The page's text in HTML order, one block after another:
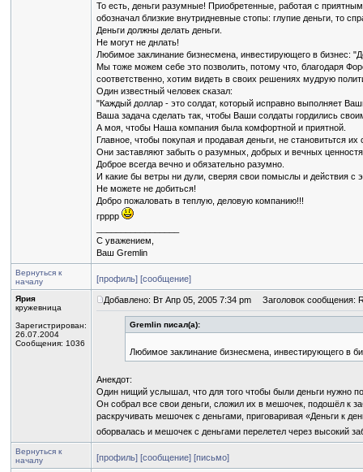
То есть, деньги разумные! Приобретенные, работая с
обозначал близкие внутридневные стопы: глупие деньги, то
Деньги должны делать деньги.
Не могут не днлать!
Любимое заклинание бизнесмена, инвестирующего в бизнес:
Мы тоже можем себе это позволить, потому что, благодаря
соответственно, хотим видеть в своих решениях мудрую
Один известный человек сказал:
"Каждый доллар - это солдат, который исправно выполняет
Ваша задача сделать так, чтобы Ваши солдаты гордились
А моя, чтобы Наша компания была комфортной и приятной.
Главное, чтобы покупая и продавая деньги, не становитьтся
Они заставляют забыть о разумных, добрых и вечных
Доброе всегда вечно и обязательно разумно.
И какие бы ветры ни дули, сверяя свои помыслы и действия с
Не можете не добиться!
Добро пожаловать в теплую, деловую компанию!!!
грррр
С уважением,
Ваш Gremlin
Вернуться к
началу
[профиль] [сообщение]
Ярия
кружевница
Зарегистрирован:
26.07.2004
Сообщения: 1036
Добавлено: Вт Апр 05, 2005 7:34 pm Заголовок сообщения:
Gremlin писал(а):
Любимое заклинание бизнесмена, инвестирующего в
Анекдот:
Один нищий услышал, что для того чтобы были деньги нужно
Он собрал все свои деньги, сложил их в мешочек, подошёл к
раскручивать мешочек с деньгами, приговаривая «Деньги к
оборвалась и мешочек с деньгами перелетел через высокий
Вернуться к
началу
[профиль] [сообщение] [письмо]